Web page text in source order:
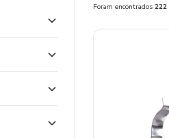
Foram encontrados 222